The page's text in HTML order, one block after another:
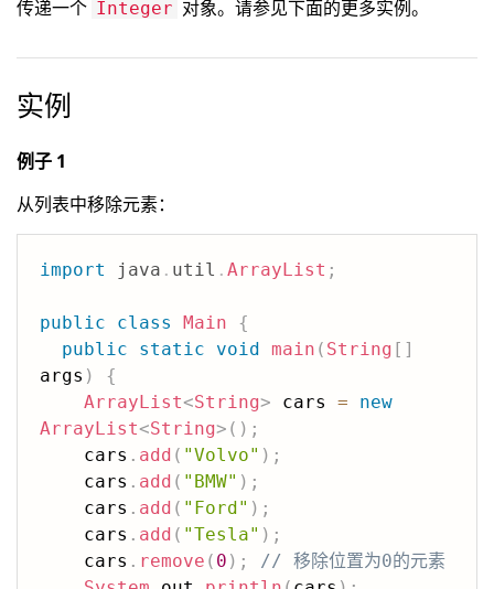
传递一个 Integer 对象。请参见下面的更多实例。
实例
例子 1
从列表中移除元素：
import java . util . ArrayList ;
public class Main
{
public
static void main ( String [ ]
args )
{
ArrayList<String> cars =
new
ArrayList<String> ( ) ;
    cars
. add ( "Volvo" ) ;
    cars
. add ( "BMW" ) ;
    cars
. add ( "Ford" ) ;
    cars
. add ( "Tesla" ) ;
    cars
. remove ( 0 ) ;
// 移除位置为0的元素